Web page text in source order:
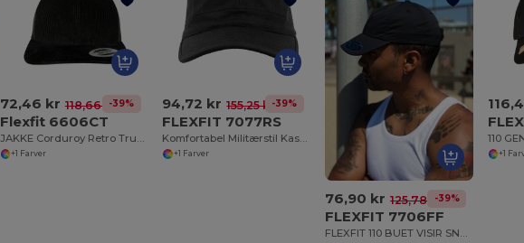
72,46 kr 118,66 kr-39%
Flexfit 6606CT
+1 Farver
94,72 kr 155,25 kr-39%
FLEXFIT 7077RS
+1 Farver
76,90 kr 125,78 kr-39%
FLEXFIT 7706FF
FLEXFIT 110 BUET VISIR SNAPBACK
+1